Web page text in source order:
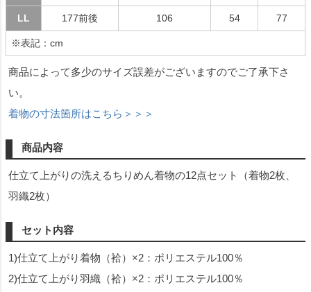
LL 177前後 106 54 77
※表記：cm
商品によって多少のサイズ誤差がございますのでご了承下さ
い。
着物の寸法箇所はこちら＞＞＞
商品内容
仕立て上がりの洗えるちりめん着物の12点セット（着物2枚、
羽織2枚）
セット内容
1)仕立て上がり着物（袷）×2：ポリエステル100％
2)仕立て上がり羽織（袷）×2：ポリエステル100％